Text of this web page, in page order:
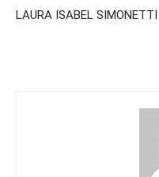
LAURA ISABEL SIMONETTI